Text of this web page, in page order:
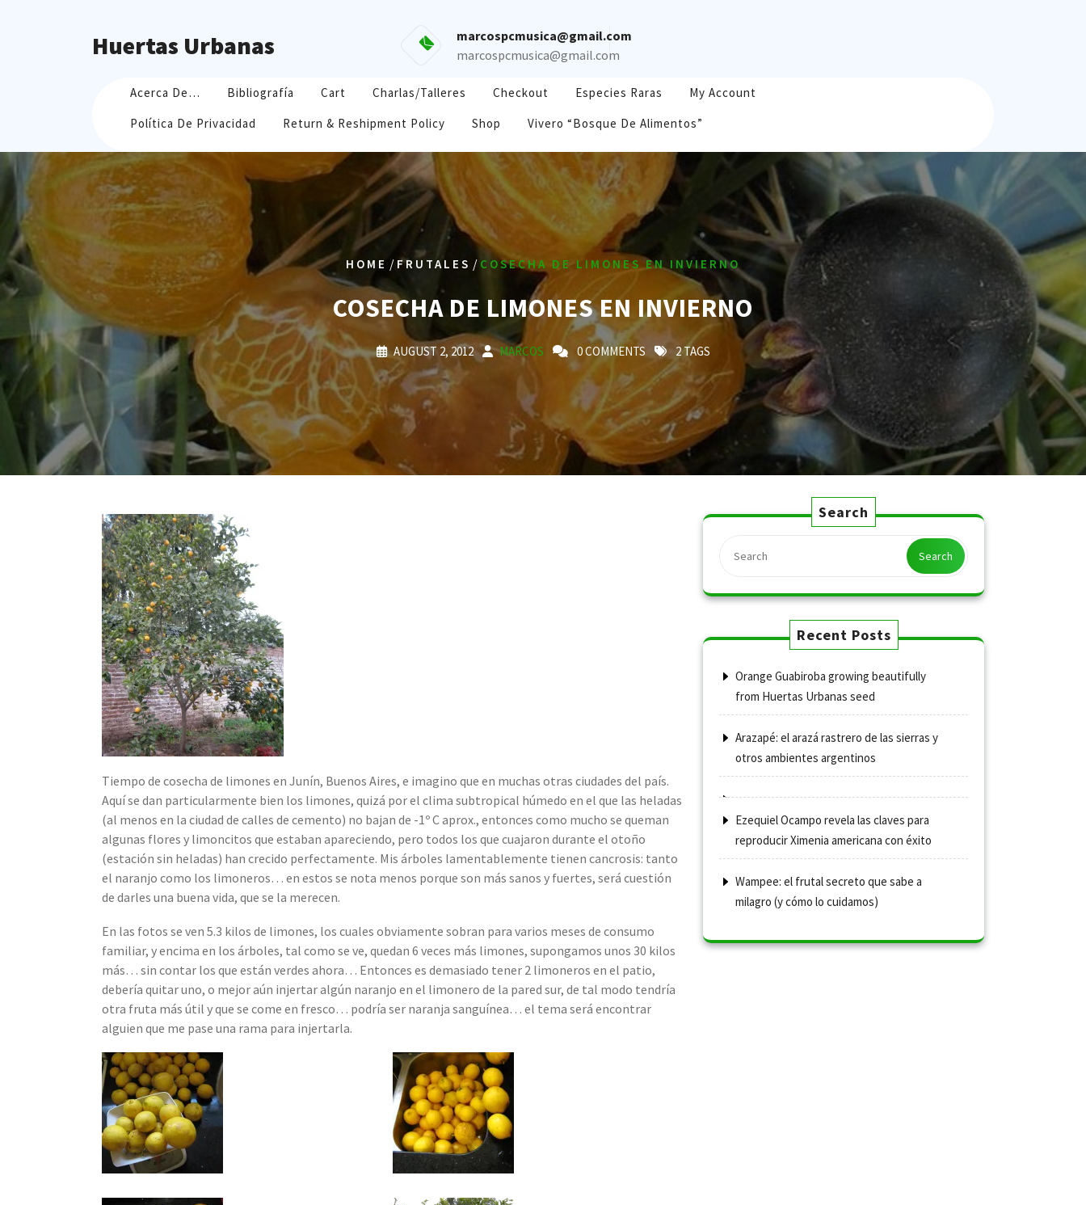
Huertas Urbanas
marcospcmusica@gmail.com
marcospcmusica@gmail.com
Acerca De… Bibliografía Cart Charlas/Talleres Checkout Especies Raras
My Account
Política De Privacidad
Return & Reshipment Policy Shop Vivero “Bosque De Alimentos”
HOME / FRUTALES / COSECHA DE LIMONES EN INVIERNO
COSECHA DE LIMONES EN INVIERNO
AUGUST 2, 2012 MARCOS 0 COMMENTS 2 TAGS
Tiempo de cosecha de limones en Junín, Buenos Aires, e imagino que en muchas otras ciudades del país.
Aquí se dan particularmente bien los limones, quizá por el clima subtropical húmedo en el que las heladas
(al menos en la ciudad de calles de cemento) no bajan de -1º C aprox., entonces como mucho se queman
algunas flores y limoncitos que estaban apareciendo, pero todos los que cuajaron durante el otoño
(estación sin heladas) han crecido perfectamente. Mis árboles lamentablemente tienen cancrosis: tanto
el naranjo como los limoneros… en estos se nota menos porque son más sanos y fuertes, será cuestión
de darles una buena vida, que se la merecen.
En las fotos se ven 5.3 kilos de limones, los cuales obviamente sobran para varios meses de consumo
familiar, y encima en los árboles, tal como se ve, quedan 6 veces más limones, supongamos unos 30 kilos
más… sin contar los que están verdes ahora… Entonces es demasiado tener 2 limoneros en el patio,
debería quitar uno, o mejor aún injertar algún naranjo en el limonero de la pared sur, de tal modo tendría
otra fruta más útil y que se come en fresco… podría ser naranja sanguínea… el tema será encontrar
alguien que me pase una rama para injertarla.
Search
Search
Recent Posts
Orange Guabiroba growing beautifully
from Huertas Urbanas seed
Arazapé: el arazá rastrero de las sierras y
otros ambientes argentinos
Ezequiel Ocampo revela las claves para
reproducir Ximenia americana con éxito
Wampee: el frutal secreto que sabe a
milagro (y cómo lo cuidamos)